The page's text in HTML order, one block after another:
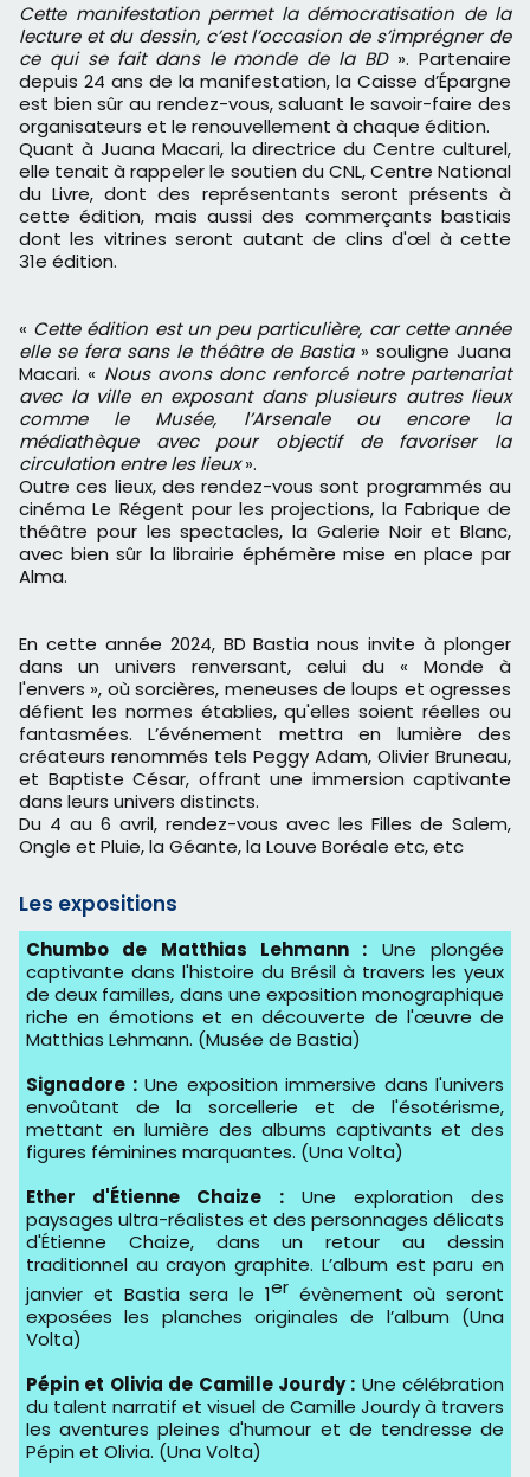
Cette manifestation permet la démocratisation de la
lecture et du dessin, c’est l’occasion de s’imprégner de
ce qui se fait dans le monde de la BD ». Partenaire
depuis 24 ans de la manifestation, la Caisse d’Épargne
est bien sûr au rendez-vous, saluant le savoir-faire des
organisateurs et le renouvellement à chaque édition.
Quant à Juana Macari, la directrice du Centre culturel,
elle tenait à rappeler le soutien du CNL, Centre National
du Livre, dont des représentants seront présents à
cette édition, mais aussi des commerçants bastiais
dont les vitrines seront autant de clins d'œl à cette
31e édition.
« Cette édition est un peu particulière, car cette année
elle se fera sans le théâtre de Bastia » souligne Juana
Macari. « Nous avons donc renforcé notre partenariat
avec la ville en exposant dans plusieurs autres lieux
comme le Musée, l’Arsenale ou encore la
médiathèque avec pour objectif de favoriser la
circulation entre les lieux».
Outre ces lieux, des rendez-vous sont programmés au
cinéma Le Régent pour les projections, la Fabrique de
théâtre pour les spectacles, la Galerie Noir et Blanc,
avec bien sûr la librairie éphémère mise en place par
Alma.
En cette année 2024, BD Bastia nous invite à plonger
dans un univers renversant, celui du « Monde à
l'envers », où sorcières, meneuses de loups et ogresses
défient les normes établies, qu'elles soient réelles ou
fantasmées. L’événement mettra en lumière des
créateurs renommés tels Peggy Adam, Olivier Bruneau,
et Baptiste César, offrant une immersion captivante
dans leurs univers distincts.
Du 4 au 6 avril, rendez-vous avec les Filles de Salem,
Ongle et Pluie, la Géante, la Louve Boréale etc, etc
Les expositions
Chumbo de Matthias Lehmann : Une plongée
captivante dans l'histoire du Brésil à travers les yeux
de deux familles, dans une exposition monographique
riche en émotions et en découverte de l'œuvre de
Matthias Lehmann. (Musée de Bastia)
Signadore :Une exposition immersive dans l'univers
envoûtant de la sorcellerie et de l'ésotérisme,
mettant en lumière des albums captivants et des
figures féminines marquantes. (Una Volta)
Ether d'Étienne Chaize :Une exploration des
paysages ultra-réalistes et des personnages délicats
d'Étienne Chaize, dans un retour au dessin
traditionnel au crayon graphite. L’album est paru en
janvier et Bastia sera le 1erévènement où seront
exposées les planches originales de l’album (Una
Volta)
Pépin et Olivia de Camille Jourdy : Une célébration
du talent narratif et visuel de Camille Jourdy à travers
les aventures pleines d'humour et de tendresse de
Pépin et Olivia. (Una Volta)